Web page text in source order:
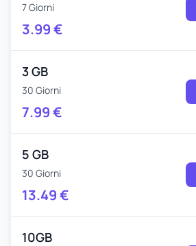
7 Giorni
3.99€
3 GB
30 Giorni
7.99€
5 GB
30 Giorni
13.49€
10GB